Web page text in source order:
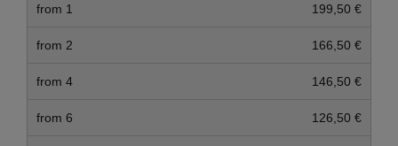
from 1 199,50 €
from 2 166,50 €
from 4 146,50 €
from 6 126,50 €